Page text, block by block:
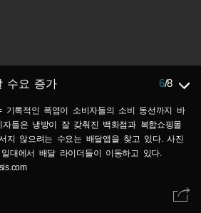
수요 증가 6/8
기록적인 폭염이 소비자들의 소비 동선까지 바
들은 냉방이 잘 갖춰진 백화점과 복합쇼핑몰
지 않으려는 수요는 배달앱을 찾고 있다. 사진
대에서 배달 라이더들이 이동하고 있다.